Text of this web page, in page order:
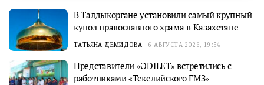
В Талдыкоргане установили самый крупный
купол православного храма в Казахстане
ТАТЬЯНА ДЕМИДОВА 6 АВГУСТА 2026, 19:54
Представители «ӘDILET» встретились с
работниками «Текелийского ГМЗ»